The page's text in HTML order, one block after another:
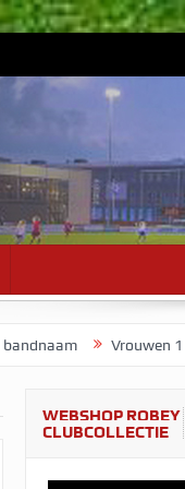
1 start
WEBSHOP ROBEY
CLUBCOLLECTIE